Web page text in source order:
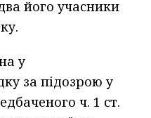
його учасники
у
за підозрою у
ч. 1 ст.